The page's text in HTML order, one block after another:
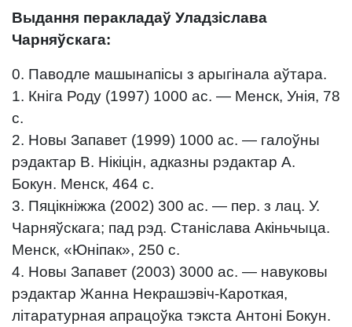
Выдання перакладаў Уладзіслава
Чарняўскага:
0. Паводле машынапісы з арыгінала аўтара.
1. Кнiга Роду (1997) 1000 ас. — Менск, Унія, 78
с.
2. Новы Запавет (1999) 1000 ас. — галоўны
рэдактар В. Нікіцін, адказны рэдактар А.
Бокун. Менск, 464 с.
3. Пяцікніжжа (2002) 300 ас. — пер. з лац. У.
Чарняўскага; пад рэд. Станіслава Акіньчыца.
Менск, «Юніпак», 250 с.
4. Новы Запавет (2003) 3000 ас. — навуковы
рэдактар Жанна Некрашэвіч-Кароткая,
літаратурная апрацоўка тэкста Антоні Бокун.